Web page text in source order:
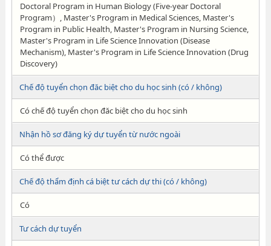
Doctoral Program in Human Biology (Five-year Doctoral
Program）, Master's Program in Medical Sciences, Master's
Program in Public Health, Master's Program in Nursing Science,
Master's Program in Life Science Innovation (Disease
Mechanism), Master's Program in Life Science Innovation (Drug
Discovery)
Chế độ tuyển chọn đăc biệt cho du học sinh (có / không)
Có chế độ tuyển chọn đăc biệt cho du học sinh
Nhận hồ sơ đăng ký dự tuyển từ nước ngoài
Có thể được
Chế độ thẩm định cá biệt tư cách dự thi (có / không)
Có
Tư cách dự tuyển